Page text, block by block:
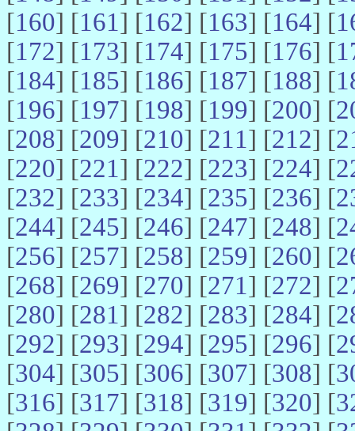
[160] [161] [162] [163] [164] [
[172] [173] [174] [175] [176] [
[184] [185] [186] [187] [188] [
[196] [197] [198] [199] [200] [
[208] [209] [210] [211] [212] [
[220] [221] [222] [223] [224] [
[232] [233] [234] [235] [236] [
[244] [245] [246] [247] [248] [
[256] [257] [258] [259] [260] [
[268] [269] [270] [271] [272] [
[280] [281] [282] [283] [284] [
[292] [293] [294] [295] [296] [
[304] [305] [306] [307] [308] [
[316] [317] [318] [319] [320] [